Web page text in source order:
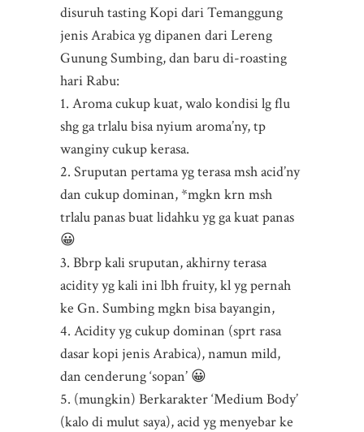
disuruh tasting Kopi dari Temanggung
jenis Arabica yg dipanen dari Lereng
Gunung Sumbing, dan baru di-roasting
hari Rabu:
1. Aroma cukup kuat, walo kondisi lg flu
shg ga trlalu bisa nyium aroma’ny, tp
wanginy cukup kerasa.
2. Sruputan pertama yg terasa msh acid’ny
dan cukup dominan, *mgkn krn msh
trlalu panas buat lidahku yg ga kuat panas
😀
3. Bbrp kali sruputan, akhirny terasa
acidity yg kali ini lbh fruity, kl yg pernah
ke Gn. Sumbing mgkn bisa bayangin,
4. Acidity yg cukup dominan (sprt rasa
dasar kopi jenis Arabica), namun mild,
dan cenderung ‘sopan’ 😀
5. (mungkin) Berkarakter ‘Medium Body’
(kalo di mulut saya), acid yg menyebar ke